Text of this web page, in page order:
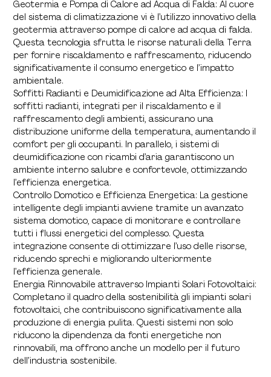
Geotermia e Pompa di Calore ad Acqua di Falda: Al cuore
del sistema di climatizzazione vi è l’utilizzo innovativo della
geotermia attraverso pompe di calore ad acqua di falda.
Questa tecnologia sfrutta le risorse naturali della Terra
per fornire riscaldamento e raffrescamento, riducendo
significativamente il consumo energetico e l’impatto
ambientale.
Soffitti Radianti e Deumidificazione ad Alta Efficienza: I
soffitti radianti, integrati per il riscaldamento e il
raffrescamento degli ambienti, assicurano una
distribuzione uniforme della temperatura, aumentando il
comfort per gli occupanti. In parallelo, i sistemi di
deumidificazione con ricambi d’aria garantiscono un
ambiente interno salubre e confortevole, ottimizzando
l’efficienza energetica.
Controllo Domotico e Efficienza Energetica: La gestione
intelligente degli impianti avviene tramite un avanzato
sistema domotico, capace di monitorare e controllare
tutti i flussi energetici del complesso. Questa
integrazione consente di ottimizzare l’uso delle risorse,
riducendo sprechi e migliorando ulteriormente
l’efficienza generale.
Energia Rinnovabile attraverso Impianti Solari Fotovoltaici:
Completano il quadro della sostenibilità gli impianti solari
fotovoltaici, che contribuiscono significativamente alla
produzione di energia pulita. Questi sistemi non solo
riducono la dipendenza da fonti energetiche non
rinnovabili, ma offrono anche un modello per il futuro
dell’industria sostenibile.